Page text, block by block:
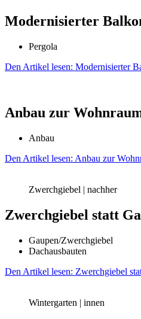
Moder­nisierter
Pergola
Den Artikel lesen: Moder­nisierter
Anbau zur
Anbau
Den Artikel lesen: Anbau zur
Zwerchgiebel | nachher
Zwerchgiebel statt
Gaupen/Zwerchgiebel
Dachausbauten
Den Artikel lesen: Zwerchgiebel
Wintergarten | innen